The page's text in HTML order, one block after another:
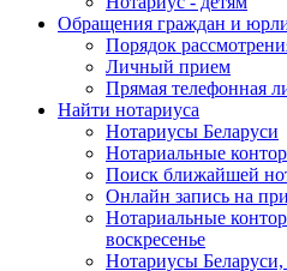
Обращения граждан и
Порядок
Личный прием
Прямая телефонная
Найти нотариуса
Нотариусы Беларуси
Нотариальные
Поиск ближайшей
Онлайн запись на
Нотариальные
воскресенье
Нотариусы Беларуси,